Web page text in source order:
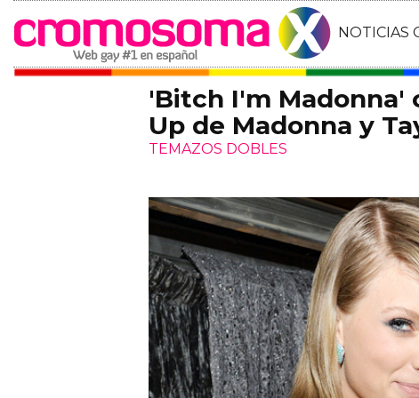
NOTICIAS
'Bitch I'm Madonna'
Up de Madonna y
TEMAZOS DOBLES